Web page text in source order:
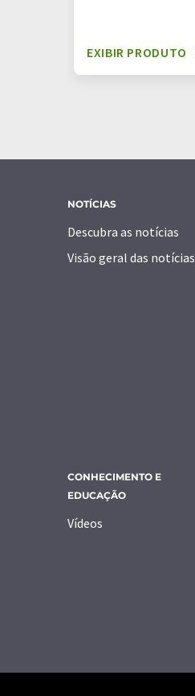
EXIBIR PRODUTO
NOTÍCIAS
Descubra as notícias
Visão geral das notícias
CONHECIMENTO E
EDUCAÇÃO
Vídeos